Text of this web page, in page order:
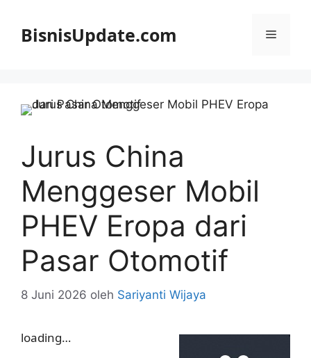
BisnisUpdate.com Menu
Jurus China
Menggeser Mobil
PHEV Eropa dari
Pasar Otomotif
8 Juni 2026 oleh Sariyanti Wijaya
loading…